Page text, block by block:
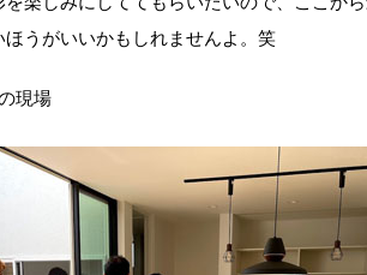
うがいいかもしれませんよ。笑
現場